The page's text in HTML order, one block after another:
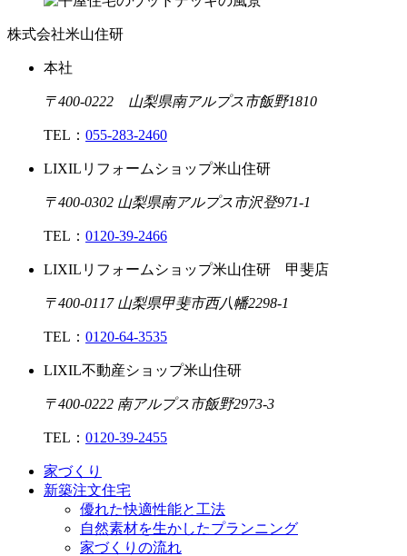
株式会社米山住研
本社
〒400-0222 山梨県南アルプス市飯野1810
TEL： 055-283-2460
LIXILリフォームショップ米山住研
〒400-0302 山梨県南アルプス市沢登971-1
TEL： 0120-39-2466
LIXILリフォームショップ米山住研 甲斐店
〒400-0117 山梨県甲斐市西八幡2298-1
TEL： 0120-64-3535
LIXIL不動産ショップ米山住研
〒400-0222 南アルプス市飯野2973-3
TEL： 0120-39-2455
家づくり
新築注文住宅
優れた快適性能と工法
自然素材を生かしたプランニング
家づくりの流れ